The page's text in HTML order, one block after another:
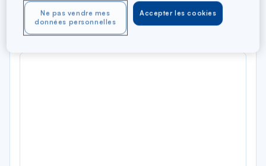
Précédent
AOÛ 2026
N/A*
Aller / Retour — Économique
Accepter les cookies
Ne pas vendre mes
données personnelles